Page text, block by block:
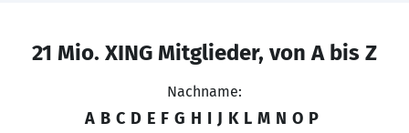
21 Mio. XING Mitglieder, von A bis Z
Nachname:
A B C D E F G H I J K L M N O P